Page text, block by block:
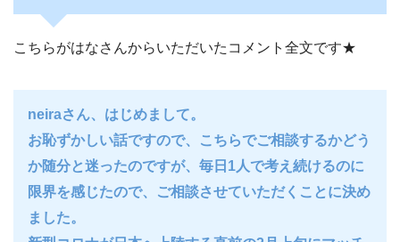
こちらがはなさんからいただいたコメント全文です★
neiraさん、はじめまして。
お恥ずかしい話ですので、こちらでご相談するかどう
か随分と迷ったのですが、毎日1人で考え続けるのに
限界を感じたので、ご相談させていただくことに決め
ました。